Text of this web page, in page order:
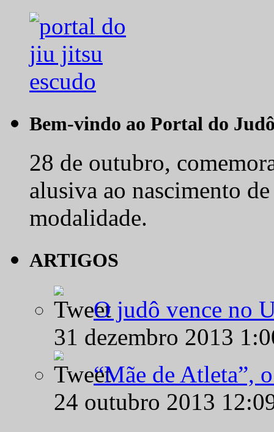
Bem-vindo ao Portal do
28 de outubro,
alusiva ao nascimento
modalidade.
ARTIGOS
O judô vence no
31 dezembro 2013
“Mãe de Atleta”,
24 outubro 2013